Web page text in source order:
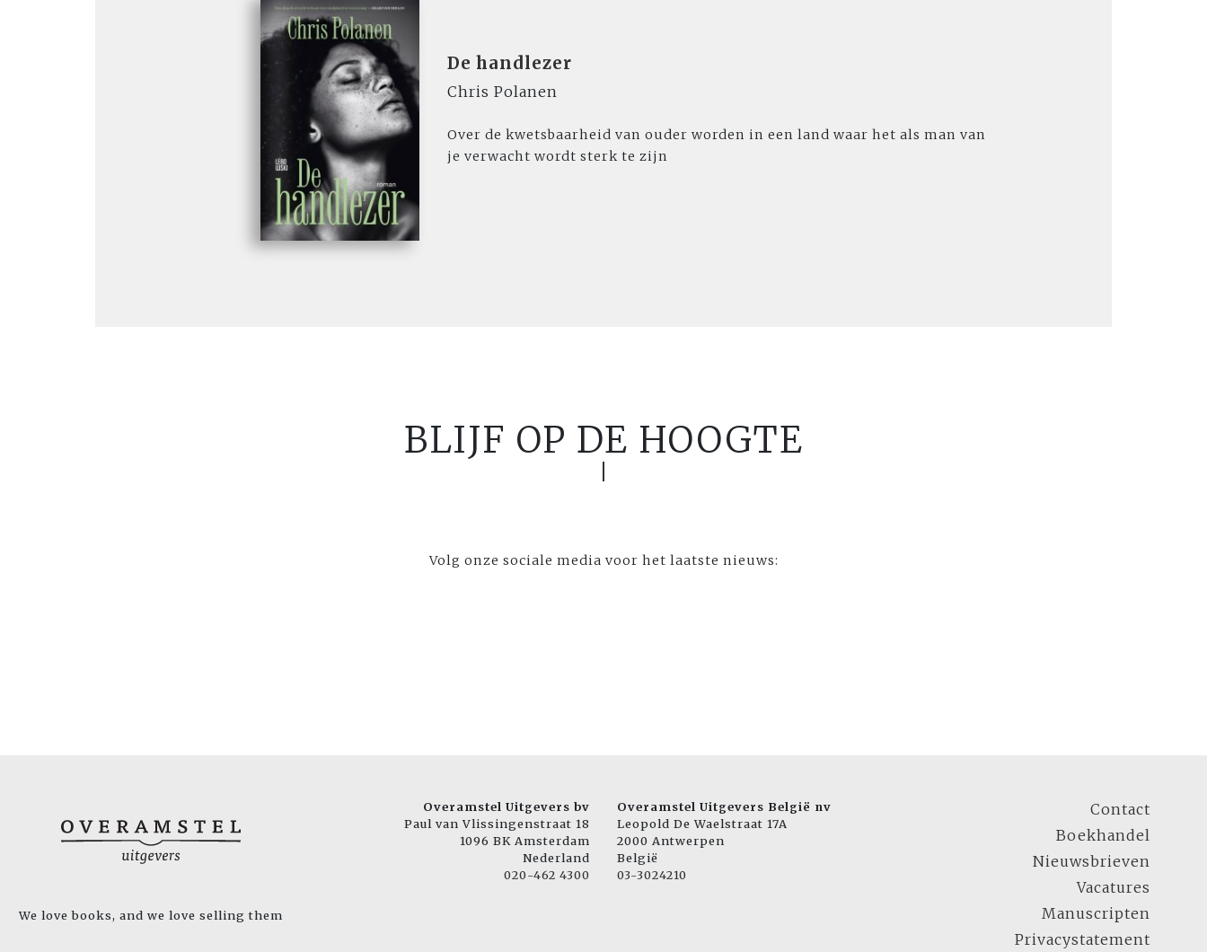
De handlezer
Chris Polanen
Over de kwetsbaarheid van ouder worden in een land waar het als man van
je verwacht wordt sterk te zijn
BLIJF OP DE HOOGTE
Volg onze sociale media voor het laatste nieuws:
We love books, and we love selling them
Overamstel Uitgevers bv
Paul van Vlissingenstraat 18
1096 BK Amsterdam
Nederland
020-462 4300
Overamstel Uitgevers België nv
Leopold De Waelstraat 17A
2000 Antwerpen
België
03-3024210
Contact
Boekhandel
Nieuwsbrieven
Vacatures
Manuscripten
Privacystatement